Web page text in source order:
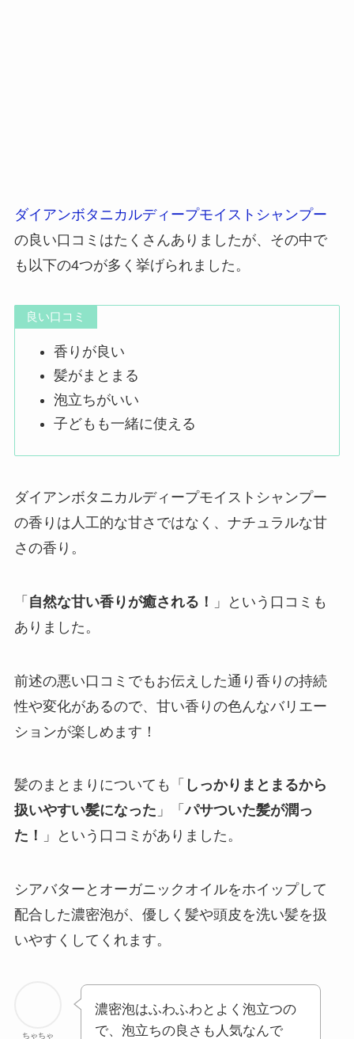
ダイアンボタニカルディープモイストシャンプー
の良い口コミはたくさんありましたが、その中で
も以下の4つが多く挙げられました。
良い口コミ
香りが良い
髪がまとまる
泡立ちがいい
子どもも一緒に使える
ダイアンボタニカルディープモイストシャンプー
の香りは人工的な甘さではなく、ナチュラルな甘
さの香り。
「 自然な甘い香りが癒される！
」という口コミも
ありました。
前述の悪い口コミでもお伝えした通り香りの持続
性や変化があるので、甘い香りの色んなバリエー
ションが楽しめます！
髪のまとまりについても「 しっかりまとまるから
扱いやすい髪になった 」「パサついた髪が潤っ
た！
」という口コミがありました。
シアバターとオーガニックオイルをホイップして
配合した濃密泡が、優しく髪や頭皮を洗い髪を扱
いやすくしてくれます。
ちゃちゃ
濃密泡はふわふわとよく泡立つの
で、泡立ちの良さも人気なんで